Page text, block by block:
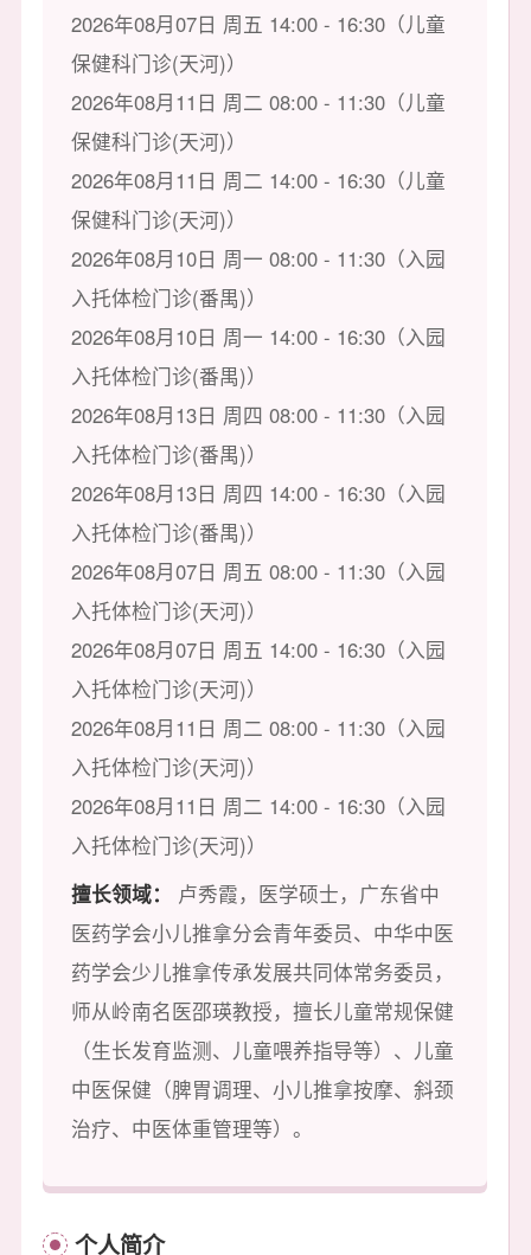
2026年08月07日 周五 14:00 - 16:30（儿童
保健科门诊(天河)）
2026年08月11日 周二 08:00 - 11:30（儿童
保健科门诊(天河)）
2026年08月11日 周二 14:00 - 16:30（儿童
保健科门诊(天河)）
2026年08月10日 周一 08:00 - 11:30（入园
入托体检门诊(番禺)）
2026年08月10日 周一 14:00 - 16:30（入园
入托体检门诊(番禺)）
2026年08月13日 周四 08:00 - 11:30（入园
入托体检门诊(番禺)）
2026年08月13日 周四 14:00 - 16:30（入园
入托体检门诊(番禺)）
2026年08月07日 周五 08:00 - 11:30（入园
入托体检门诊(天河)）
2026年08月07日 周五 14:00 - 16:30（入园
入托体检门诊(天河)）
2026年08月11日 周二 08:00 - 11:30（入园
入托体检门诊(天河)）
2026年08月11日 周二 14:00 - 16:30（入园
入托体检门诊(天河)）
擅长领域：
卢秀霞，医学硕士，广东省中
医药学会小儿推拿分会青年委员、中华中医
药学会少儿推拿传承发展共同体常务委员，
师从岭南名医邵瑛教授，擅长儿童常规保健
（生长发育监测、儿童喂养指导等）、儿童
中医保健（脾胃调理、小儿推拿按摩、斜颈
治疗、中医体重管理等）。
个人简介